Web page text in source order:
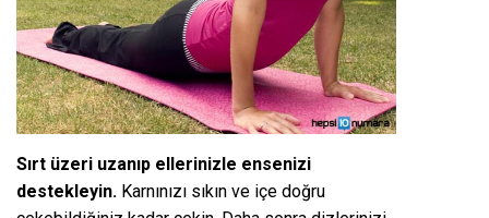
Sırt üzeri uzanıp ellerinizle ensenizi
destekleyin. Karnınızı sıkın ve içe doğru